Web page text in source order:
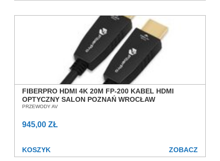
FIBERPRO HDMI 4K 20M FP-200 KABEL HDMI
OPTYCZNY SALON POZNAŃ WROCŁAW
PRZEWODY AV
945,00 ZŁ
KOSZYK ZOBACZ